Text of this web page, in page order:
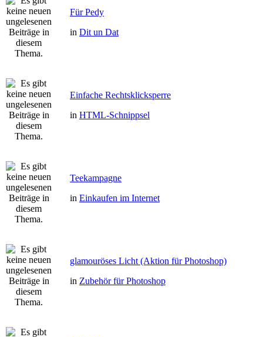
Für Pedy
in Dit un Dat
Einfache Rechtsklicksperre
in HTML-Schnippsel
Teekampagne
in Einkaufen im Internet
glamouröses Licht (Aktion für Photoshop)
in Zubehör für Photoshop